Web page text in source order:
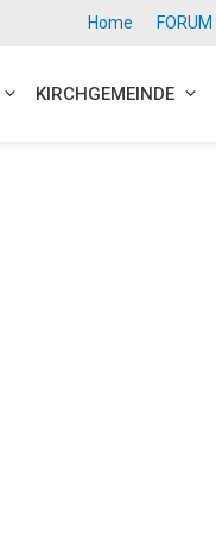
Home FORUM
KIRCHGEMEINDE